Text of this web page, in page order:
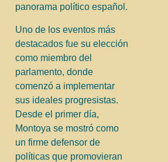
panorama político español.
Uno de los eventos más
destacados fue su elección
como miembro del
parlamento, donde
comenzó a implementar
sus ideales progresistas.
Desde el primer día,
Montoya se mostró como
un firme defensor de
políticas que promovieran